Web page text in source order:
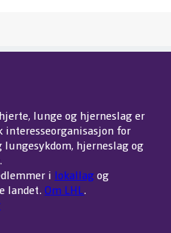
lunge og hjerneslag er
for
hjerneslag og
i lokallagog
landet. Om LHL.